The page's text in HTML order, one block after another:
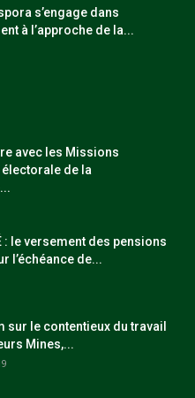
s’engage dans
à l’approche de la...
avec les Missions
électorale de la
: le versement des pensions
l’échéance de...
sur le contentieux du travail
Mines,...